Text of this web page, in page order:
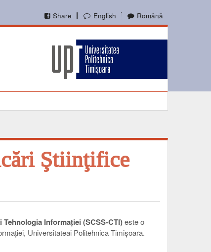
English Română
Share
Ştiinţifice
Informaţiei (SCSS-CTI)este o
Universitateai Politehnica Timişoara.